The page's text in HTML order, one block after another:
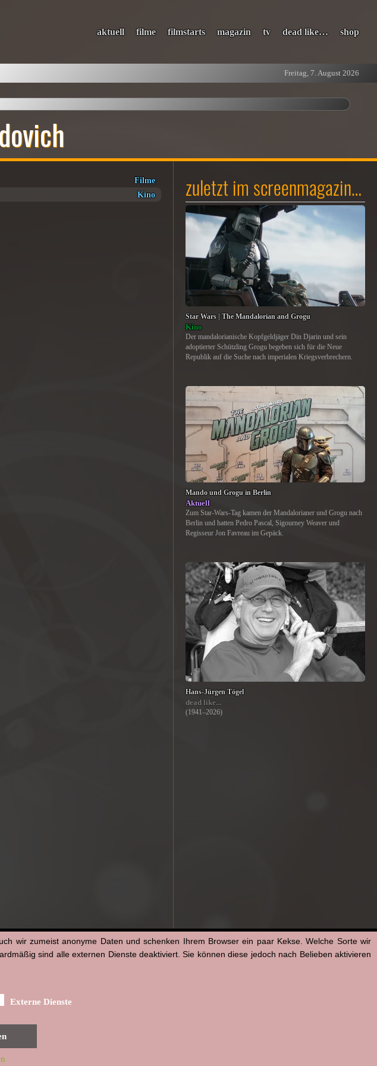
aktuell filme filmstarts magazin tv dead like… shop
Freitag, 7. August 2026
Filme
Kino zuletzt im screenmagazin…
Star Wars | The Mandalorian and Grogu
Kino
Der mandalorianische Kopfgeldjäger Din Djarin und sein
adoptierter Schützling Grogu begeben sich für die Neue
Republik auf die Suche nach imperialen Kriegsverbrechern.
Mando und Grogu in Berlin
Aktuell
Zum Star-Wars-Tag kamen der Mandalorianer und Grogu nach
Berlin und hatten Pedro Pascal, Sigourney Weaver und
Regisseur Jon Favreau im Gepäck.
Hans-Jürgen Tögel
dead like...
(1941–2026)
wir zumeist anonyme Daten und schenken Ihrem Browser ein paar Kekse. Welche Sorte wir
sind alle externen Dienste deaktiviert. Sie können diese jedoch nach Belieben aktivieren
Externe Dienste